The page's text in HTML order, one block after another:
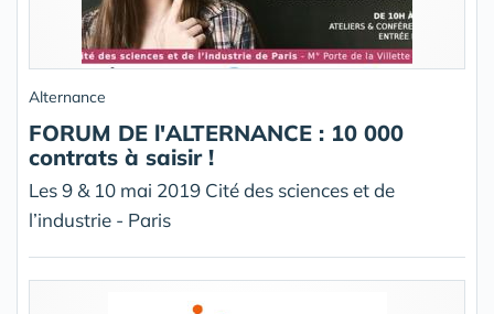
Alternance
FORUM DE l'ALTERNANCE : 10 000
contrats à saisir !
Les 9 & 10 mai 2019 Cité des sciences et de
l’industrie - Paris